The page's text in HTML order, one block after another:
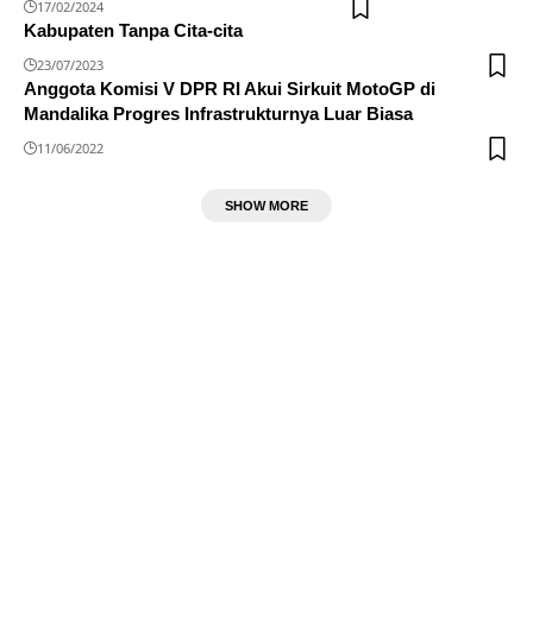
17/02/2024
Kabupaten Tanpa Cita-cita
23/07/2023
Anggota Komisi V DPR RI Akui Sirkuit MotoGP di
Mandalika Progres Infrastrukturnya Luar Biasa
11/06/2022
SHOW MORE